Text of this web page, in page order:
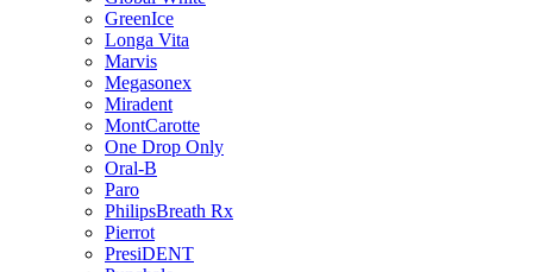
GreenIce
Longa Vita
Marvis
Megasonex
Miradent
MontCarotte
One Drop Only
Oral-B
Paro
PhilipsBreath Rx
Pierrot
PresiDENT